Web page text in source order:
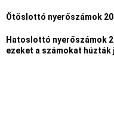
Ötöslottó nyerőszámok
Hatoslottó nyerőszámok
ezeket a számokat húzták